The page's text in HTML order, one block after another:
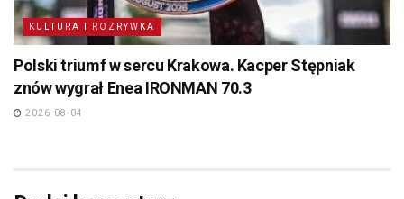
KULTURA I ROZRYWKA
Polski triumf w sercu Krakowa. Kacper Stępniak
znów wygrał Enea IRONMAN 70.3
2026-08-04